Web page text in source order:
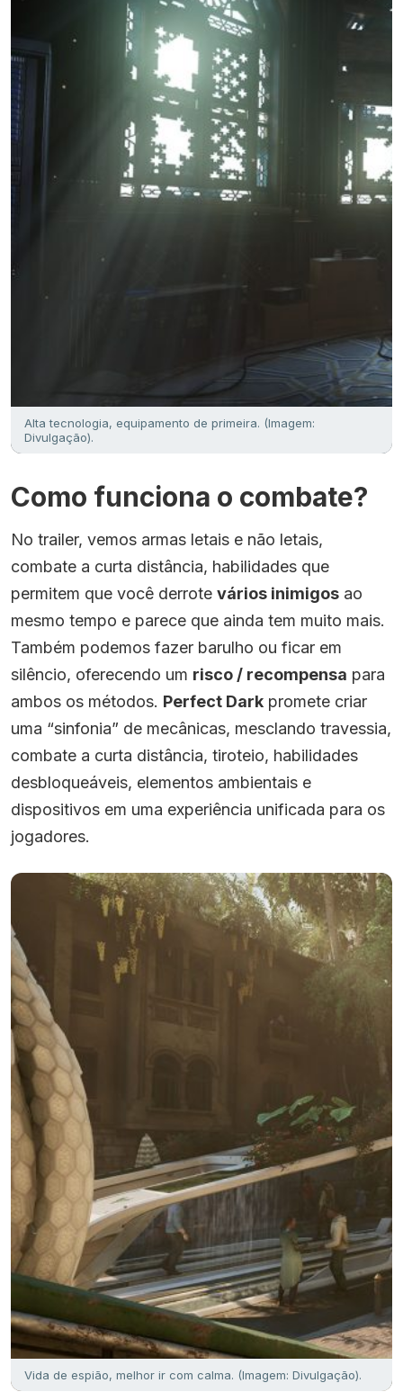
Alta tecnologia, equipamento de primeira. (Imagem:
Divulgação).
Como funciona o combate?
No trailer, vemos armas letais e não letais,
combate a curta distância, habilidades que
permitem que você derrote vários inimigos ao
mesmo tempo e parece que ainda tem muito mais.
Também podemos fazer barulho ou ficar em
silêncio, oferecendo um risco / recompensa para
ambos os métodos. Perfect Dark promete criar
uma “sinfonia” de mecânicas, mesclando travessia,
combate a curta distância, tiroteio, habilidades
desbloqueáveis, elementos ambientais e
dispositivos em uma experiência unificada para os
jogadores.
Vida de espião, melhor ir com calma. (Imagem: Divulgação).